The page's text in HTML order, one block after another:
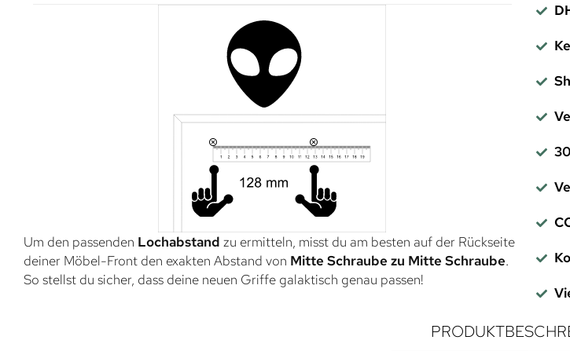
Um den passenden Lochabstand zu ermitteln, misst du am besten auf der Rückseite
deiner Möbel-Front den exakten Abstand von Mitte Schraube zu Mitte Schraube.
So stellst du sicher, dass deine neuen Griffe galaktisch genau passen!